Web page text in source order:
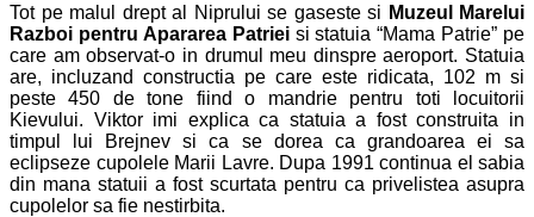
Tot pe malul drept al Niprului se gaseste si Muzeul Marelui
Razboi pentru Apararea Patrieisi statuia “Mama Patrie” pe
care am observat-o in drumul meu dinspre aeroport. Statuia
are, incluzand constructia pe care este ridicata, 102 m si
peste 450 de tone fiind o mandrie pentru toti locuitorii
Kievului. Viktor imi explica ca statuia a fost construita in
timpul lui Brejnev si ca se dorea ca grandoarea ei sa
eclipseze cupolele Marii Lavre. Dupa 1991 continua el sabia
din mana statuii a fost scurtata pentru ca privelistea asupra
cupolelor sa fie nestirbita.